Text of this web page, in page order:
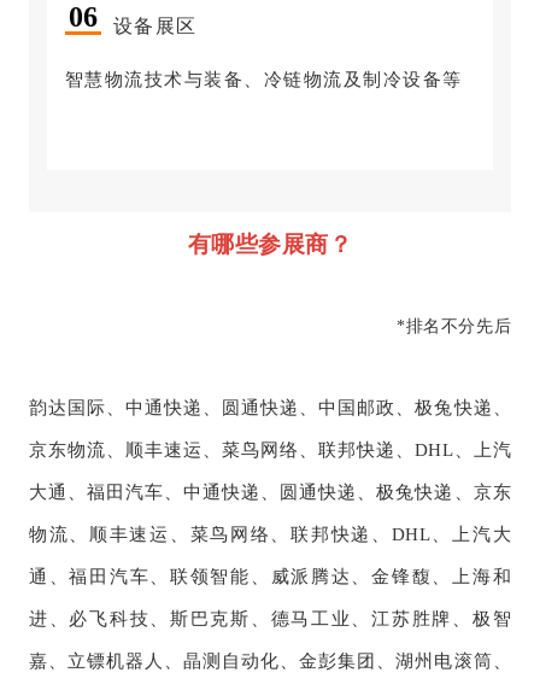
06 设备展区
智慧物流技术与装备、冷链物流及制冷设备等
有哪些参展商？
*排名不分先后
韵达国际、中通快递、圆通快递、中国邮政、极兔快递、
京东物流、顺丰速运、菜鸟网络、联邦快递、DHL、上汽
大通、福田汽车、中通快递、圆通快递、极兔快递、京东
物流、顺丰速运、菜鸟网络、联邦快递、DHL、上汽大
通、福田汽车、联领智能、威派腾达、金锋馥、上海和
进、必飞科技、斯巴克斯、德马工业、江苏胜牌、极智
嘉、立镖机器人、晶测自动化、金彭集团、湖州电滚筒、